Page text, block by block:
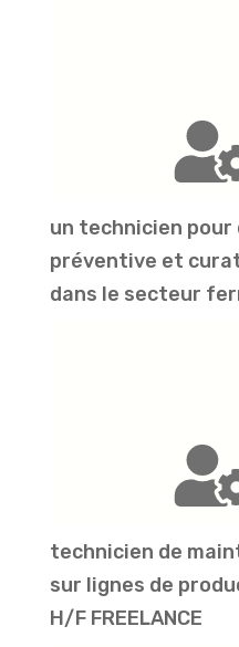
un technicien pour
préventive et
dans le secteur
technicien de
sur lignes de
H/F FREELANCE